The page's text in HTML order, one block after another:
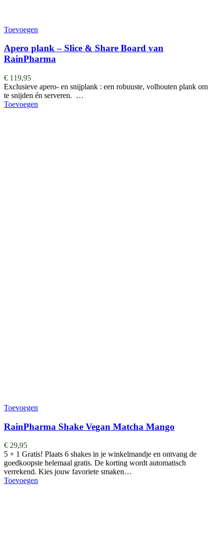
Toevoegen
Apero plank – Slice & Share Board van
RainPharma
€ 119,95
Exclusieve apero- en snijplank : een robuuste, volhouten plank om
te snijden én serveren. …
Toevoegen
Toevoegen
RainPharma Shake Vegan Matcha Mango
€ 29,95
5 + 1 Gratis! Plaats 6 shakes in je winkelmandje en ontvang de
goedkoopste helemaal gratis. De korting wordt automatisch
verrekend. Kies jouw favoriete smaken…
Toevoegen